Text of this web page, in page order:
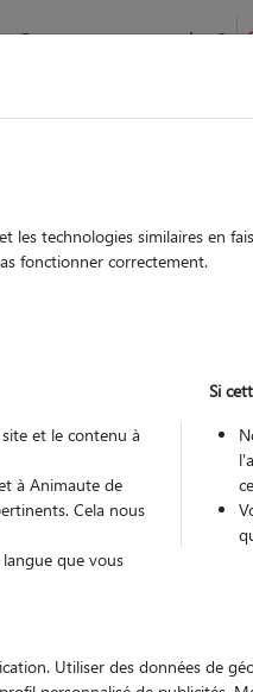
Comment ça marche ?
à
technologies similaires en
fonctionner correctement.
et le contenu à
à Animaute de
Cela nous
que vous
Si
Utiliser des données de